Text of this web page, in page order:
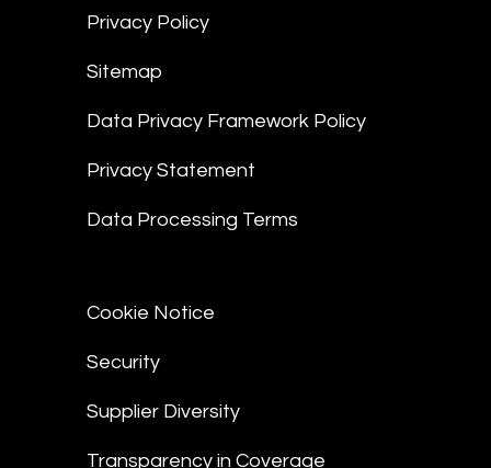
Privacy Policy
Sitemap
Data Privacy Framework Policy
Privacy Statement
Data Processing Terms
Cookie Notice
Security
Supplier Diversity
Transparency in Coverage